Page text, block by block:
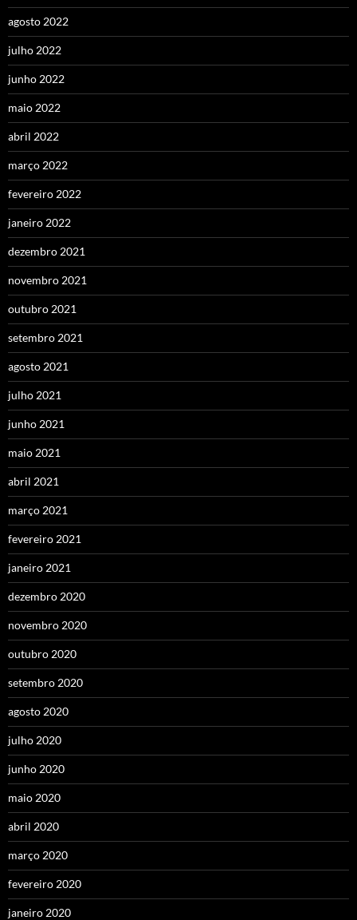
agosto 2022
julho 2022
junho 2022
maio 2022
abril 2022
março 2022
fevereiro 2022
janeiro 2022
dezembro 2021
novembro 2021
outubro 2021
setembro 2021
agosto 2021
julho 2021
junho 2021
maio 2021
abril 2021
março 2021
fevereiro 2021
janeiro 2021
dezembro 2020
novembro 2020
outubro 2020
setembro 2020
agosto 2020
julho 2020
junho 2020
maio 2020
abril 2020
março 2020
fevereiro 2020
janeiro 2020